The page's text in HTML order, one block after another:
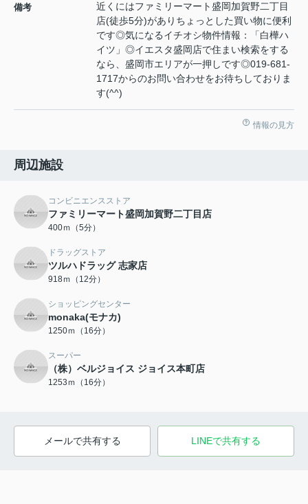
備考
近くにはファミリーマート盛岡加賀野二丁目
店(徒歩5分)がありちょっとした買い物に便利
です◎気になるイチオシ物件情報：「白樺ハ
イツ」◎イエスタ盛岡店で住まい検索をする
なら、盛岡市エリアが一押しです◎019-681-
1717からのお問い合わせをお待ちしておりま
す(^^)
情報の見方
周辺施設
コンビニエンスストア
ファミリーマート盛岡加賀野二丁目店
400ｍ（5分）
ドラッグストア
ツルハドラッグ 志家店
918ｍ（12分）
ショッピングセンター
monaka(モナカ)
1250ｍ（16分）
スーパー
（株）ベルジョイス ジョイス本町店
1253ｍ（16分）
メールで共有する LINEで共有する